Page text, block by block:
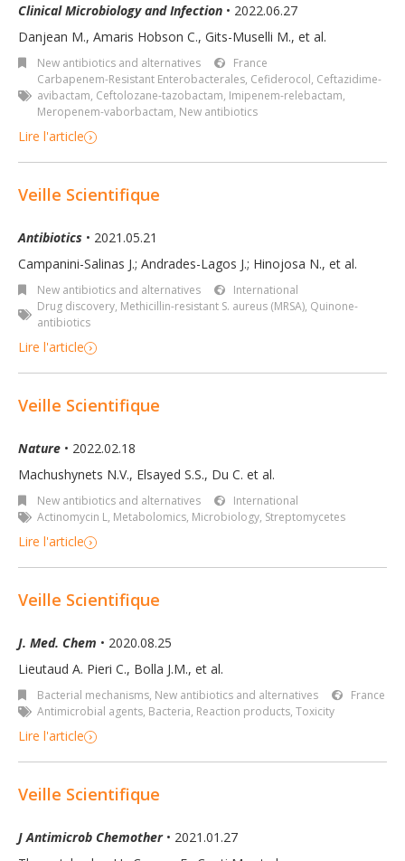
Clinical Microbiology and Infection • 2022.06.27
Danjean M., Amaris Hobson C., Gits-Muselli M., et al.
New antibiotics and alternatives
France
Carbapenem-Resistant Enterobacterales, Cefiderocol, Ceftazidime-
avibactam, Ceftolozane-tazobactam, Imipenem-relebactam,
Meropenem-vaborbactam, New antibiotics
Lire l'article
Veille Scientifique
Antibiotics • 2021.05.21
Campanini-Salinas J.; Andrades-Lagos J.; Hinojosa N., et al.
New antibiotics and alternatives
International
Drug discovery, Methicillin-resistant S. aureus (MRSA), Quinone-
antibiotics
Lire l'article
Veille Scientifique
Nature • 2022.02.18
Machushynets N.V., Elsayed S.S., Du C. et al.
New antibiotics and alternatives
International
Actinomycin L, Metabolomics, Microbiology, Streptomycetes
Lire l'article
Veille Scientifique
J. Med. Chem • 2020.08.25
Lieutaud A. Pieri C., Bolla J.M., et al.
Bacterial mechanisms, New antibiotics and alternatives
France
Antimicrobial agents, Bacteria, Reaction products, Toxicity
Lire l'article
Veille Scientifique
J Antimicrob Chemother• 2021.01.27